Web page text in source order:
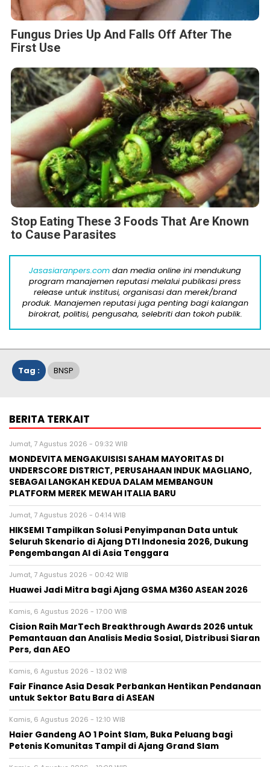
Fungus Dries Up And Falls Off After The
First Use
Stop Eating These 3 Foods That Are Known
to Cause Parasites
Jasasiaranpers.com dan media online ini mendukung
program manajemen reputasi melalui publikasi press
release untuk institusi, organisasi dan merek/brand
produk. Manajemen reputasi juga penting bagi kalangan
birokrat, politisi, pengusaha, selebriti dan tokoh publik.
Tag : BNSP
BERITA TERKAIT
Jumat, 7 Agustus 2026 - 09:32 WIB
MONDEVITA MENGAKUISISI SAHAM MAYORITAS DI
UNDERSCORE DISTRICT, PERUSAHAAN INDUK MAGLIANO,
SEBAGAI LANGKAH KEDUA DALAM MEMBANGUN
PLATFORM MEREK MEWAH ITALIA BARU
Jumat, 7 Agustus 2026 - 04:14 WIB
HIKSEMI Tampilkan Solusi Penyimpanan Data untuk
Seluruh Skenario di Ajang DTI Indonesia 2026, Dukung
Pengembangan AI di Asia Tenggara
Jumat, 7 Agustus 2026 - 00:42 WIB
Huawei Jadi Mitra bagi Ajang GSMA M360 ASEAN 2026
Kamis, 6 Agustus 2026 - 17:00 WIB
Cision Raih MarTech Breakthrough Awards 2026 untuk
Pemantauan dan Analisis Media Sosial, Distribusi Siaran
Pers, dan AEO
Kamis, 6 Agustus 2026 - 13:02 WIB
Fair Finance Asia Desak Perbankan Hentikan Pendanaan
untuk Sektor Batu Bara di ASEAN
Kamis, 6 Agustus 2026 - 12:10 WIB
Haier Gandeng AO 1 Point Slam, Buka Peluang bagi
Petenis Komunitas Tampil di Ajang Grand Slam